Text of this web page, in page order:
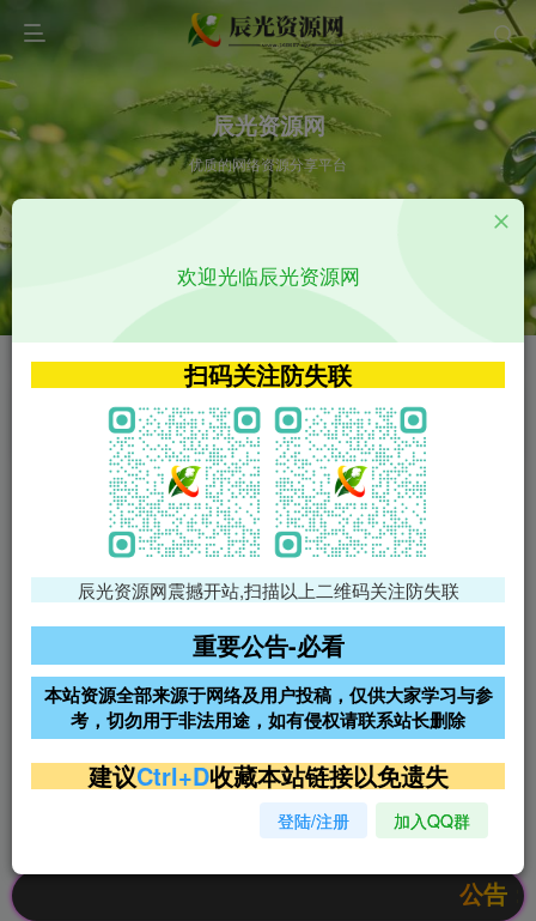
辰光资源网
优质的网络资源分享平台
VIP特权介绍 APP源码
VIP特权介绍
火
VIP特权介绍
影视源码
影视源码
免费领支付宝红包
腾讯轻量4核4G3M服务器38元/
阿里云2核2G200M服务器68元/
年
雨云高防免备案服务器
超低价文字广告位招租 超低价文字广告位招租
超低价文字广告位招租
公告：欢迎
欢迎光临辰光资源网
扫码关注防失联
辰光资源网震撼开站,扫描以上二维码关注防失联
重要公告-必看
本站资源全部来源于网络及用户投稿，仅供大家学习与参
考，切勿用于非法用途，如有侵权请联系站长删除
建议Ctrl+D收藏本站链接以免遗失
登陆/注册 加入QQ群